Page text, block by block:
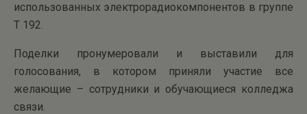
использованных электрорадиокомпонентов в группе
Т 192.
Поделки пронумеровали и выставили для
голосования, в котором приняли участие все
желающие – сотрудники и обучающиеся колледжа
связи.